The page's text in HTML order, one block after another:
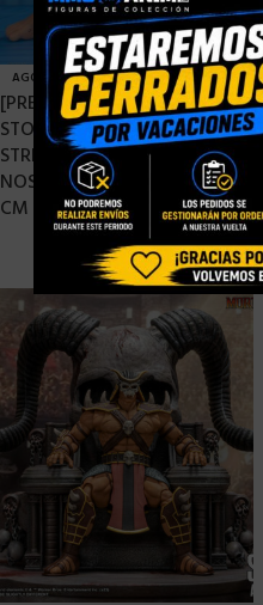
AGOTADO
[PRE-ORDER MARZO 2021]
STORM COLLECTIBLES 1/12
STREET FIGHTER V E. HONDA
NOSTALGIA COSTUME – 18
CM
104,90€